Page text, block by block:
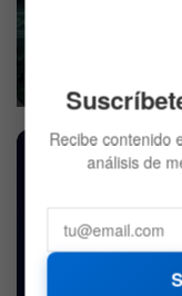
Bitcoin se
Recibe contenido
análisis de